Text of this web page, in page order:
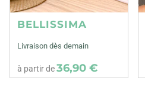
BELLISSIMA
Livraison dès demain
à partir de36,90 €